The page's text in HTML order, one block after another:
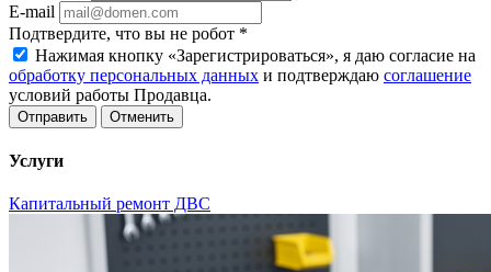
E-mail
Подтвердите, что вы не робот *
Нажимая кнопку «Зарегистрироваться», я даю согласие на
обработку персональных данных и подтверждаю соглашение
условий работы Продавца.
Отменить
Услуги
Капитальный ремонт ДВС